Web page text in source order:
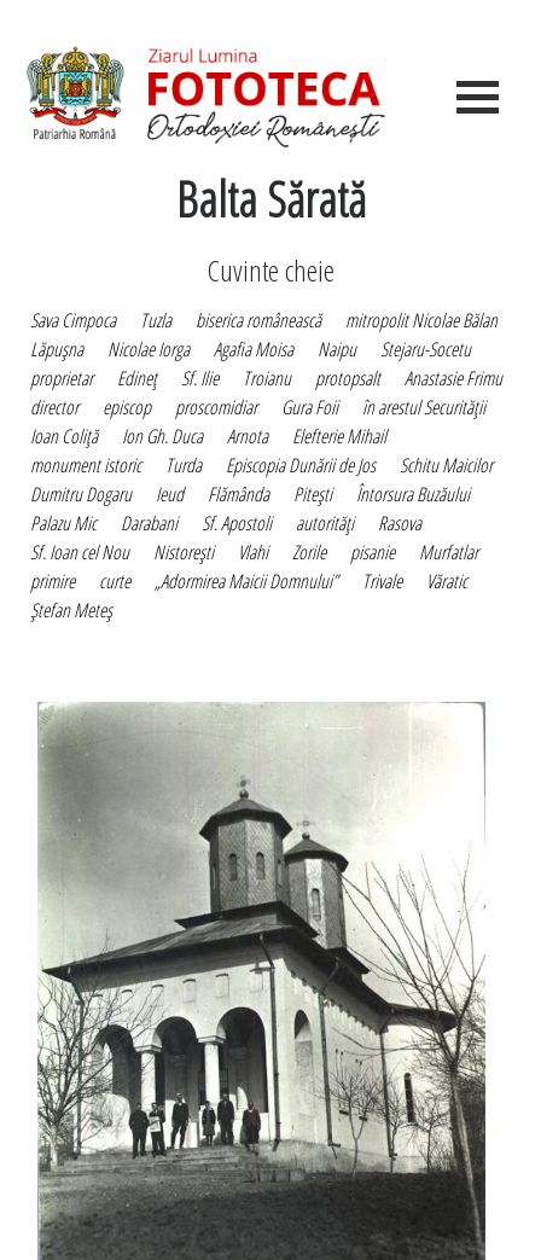
Balta Sărată
Cuvinte cheie
Sava Cimpoca Tuzla biserica românească
mitropolit Nicolae Bălan
Lăpuşna
Nicolae Iorga Agafia Moisa Naipu
Stejaru-Socetu
proprietar
Edineţ Sf. Ilie Troianu protopsalt
Anastasie Frimu
director
episcop proscomidiar Gura Foii
în arestul Securităţii
Ioan Coliţă
Ion Gh. Duca Arnota
Elefterie Mihail
monument istoric
Turda Episcopia Dunării de Jos
Schitu Maicilor
Dumitru Dogaru
Ieud Flămânda Piteşti
Întorsura Buzăului
Palazu Mic
Darabani Sf. Apostoli autorităţi
Rasova
Sf. Ioan cel Nou
Nistoreşti Vlahi Zorile pisanie
Murfatlar
primire
curte „Adormirea Maicii Domnului” Trivale
Văratic
Ştefan Meteş